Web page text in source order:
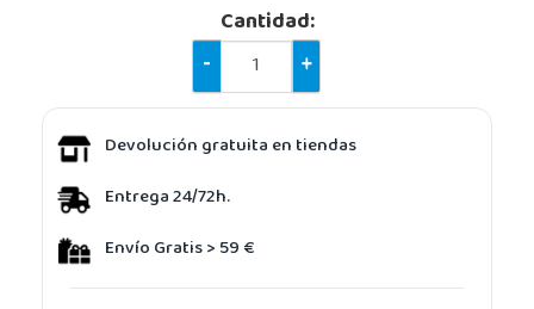
Cantidad:
-
+
Devolución gratuita en tiendas
Entrega 24/72h.
Envío Gratis > 59 €